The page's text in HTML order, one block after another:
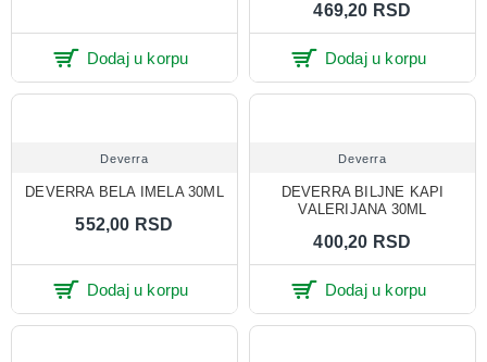
Dodaj u korpu
469,20 RSD
Dodaj u korpu
Deverra
DEVERRA BELA IMELA 30ML
552,00 RSD
Dodaj u korpu
Deverra
DEVERRA BILJNE KAPI
VALERIJANA 30ML
400,20 RSD
Dodaj u korpu